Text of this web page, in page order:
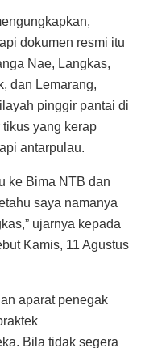
dokumen resmi itu
Nae, Langkas,
dan Lemarang,
pinggir pantai di
yang kerap
antarpulau.
ke Bima NTB dan
saya namanya
ujarnya kepada
Kamis, 11 Agustus
aparat penegak
Bila tidak segera